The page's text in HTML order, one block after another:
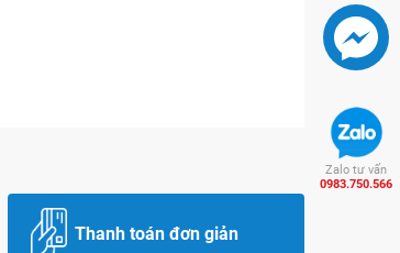
Thanh toán đơn giản
Zalo tư vấn
0983.750.566